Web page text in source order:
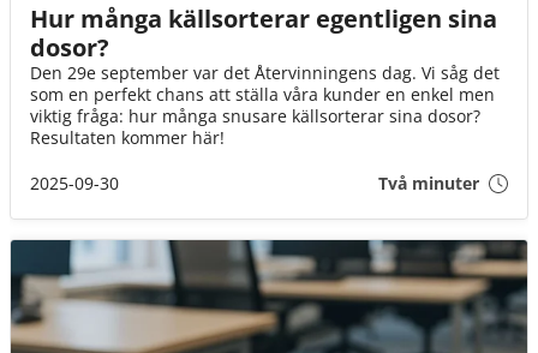
Hur många källsorterar egentligen sina
dosor?
Den 29e september var det Återvinningens dag. Vi såg det
som en perfekt chans att ställa våra kunder en enkel men
viktig fråga: hur många snusare källsorterar sina dosor?
Resultaten kommer här!
2025-09-30
Två minuter